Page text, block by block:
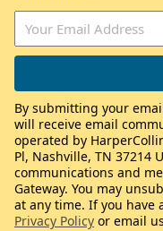
By submitting your
will receive email
operated by
Pl, Nashville, TN 37214
communications and
Gateway. You may
at any time. If you have
Privacy Policy or email